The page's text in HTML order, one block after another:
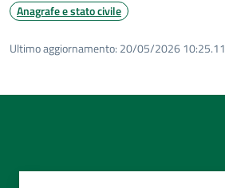
Anagrafe e stato civile
Ultimo aggiornamento: 20/05/2026 10:25.11